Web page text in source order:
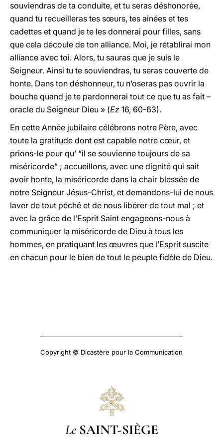
souviendras de ta conduite, et tu seras déshonorée,
quand tu recueilleras tes sœurs, tes ainées et tes
cadettes et quand je te les donnerai pour filles, sans
que cela découle de ton alliance. Moi, je rétablirai mon
alliance avec toi. Alors, tu sauras que je suis le
Seigneur. Ainsi tu te souviendras, tu seras couverte de
honte. Dans ton déshonneur, tu n’oseras pas ouvrir la
bouche quand je te pardonnerai tout ce que tu as fait –
oracle du Seigneur Dieu » (Ez 16, 60-63).
En cette Année jubilaire célébrons notre Père, avec
toute la gratitude dont est capable notre cœur, et
prions-le pour qu’ “il se souvienne toujours de sa
miséricorde” ; accueillons, avec une dignité qui sait
avoir honte, la miséricorde dans la chair blessée de
notre Seigneur Jésus-Christ, et demandons-lui de nous
laver de tout péché et de nous libérer de tout mal ; et
avec la grâce de l’Esprit Saint engageons-nous à
communiquer la miséricorde de Dieu à tous les
hommes, en pratiquant les œuvres que l’Esprit suscite
en chacun pour le bien de tout le peuple fidèle de Dieu.
Copyright © Dicastère pour la Communication
Le SAINT-SIÈGE